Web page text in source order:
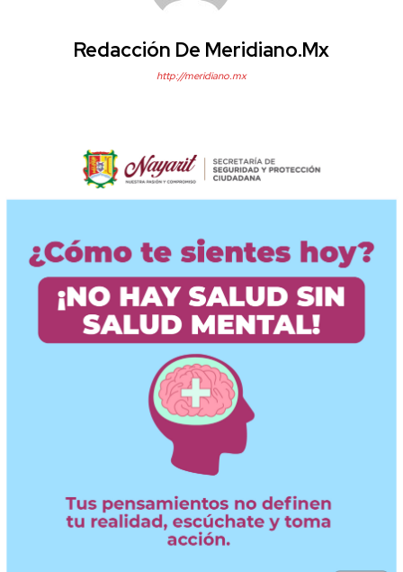
Redacción De Meridiano.mx
http://meridiano.mx